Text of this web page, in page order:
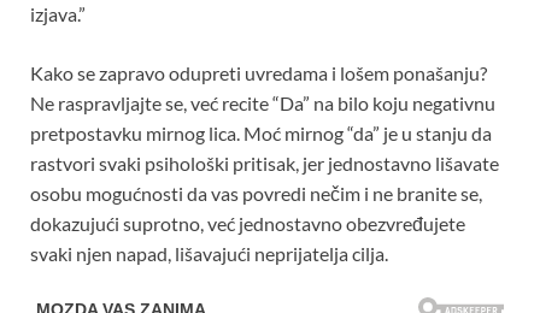
izjava.”
Kako se zapravo odupreti uvredama i lošem ponašanju?
Ne raspravljajte se, već recite “Da” na bilo koju negativnu
pretpostavku mirnog lica. Moć mirnog “da” je u stanju da
rastvori svaki psihološki pritisak, jer jednostavno lišavate
osobu mogućnosti da vas povredi nečim i ne branite se,
dokazujući suprotno, već jednostavno obezvređujete
svaki njen napad, lišavajući neprijatelja cilja.